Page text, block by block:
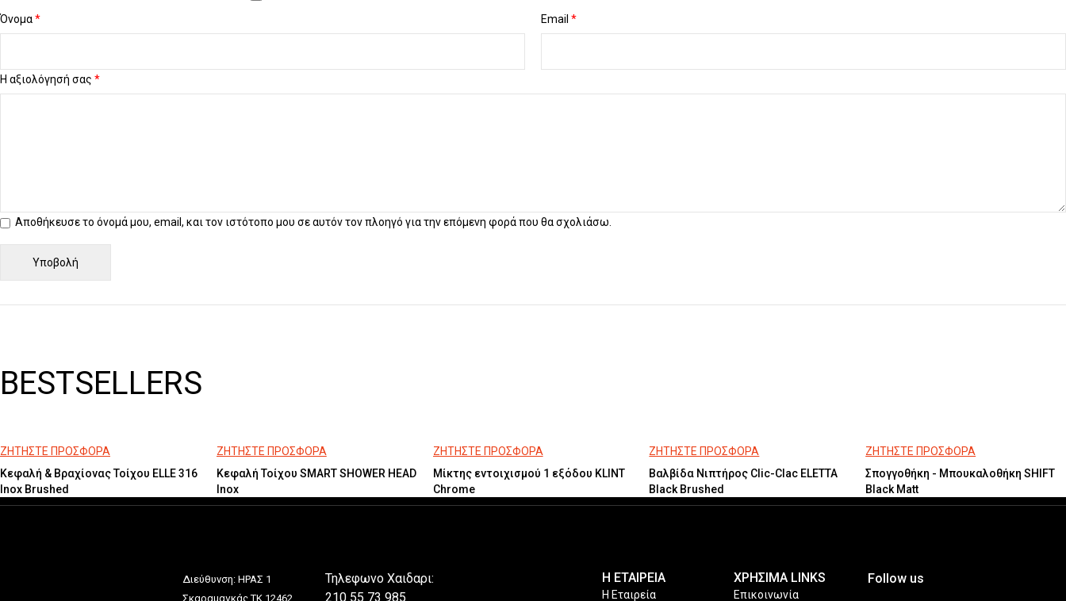
Η αξιολόγησή σας *
Όνομα* Email *
Αποθήκευσε το όνομά μου, email, και τον ιστότοπο μου σε αυτόν τον πλοηγό για την επόμενη φορά που θα σχολιάσω.
BESTSELLERS
ΖΗΤΗΣΤΕ ΠΡΟΣΦΟΡΑ
Κεφαλή & Βραχίονας Τοίχου ELLE 316
Inox Brushed
ΖΗΤΗΣΤΕ ΠΡΟΣΦΟΡΑ
Κεφαλή Τοίχου SMART SHOWER HEAD
Inox
ΖΗΤΗΣΤΕ ΠΡΟΣΦΟΡΑ
Μίκτης εντοιχισμού 1 εξόδου KLINT
Chrome
ΖΗΤΗΣΤΕ ΠΡΟΣΦΟΡΑ
Βαλβίδα Νιπτήρος Clic-Clac ELETTA
Black Brushed
ΖΗΤΗΣΤΕ ΠΡΟΣΦΟΡΑ
Σπογγοθήκη - Μπουκαλοθήκη SHIFT
Black Matt
Διεύθυνση: ΗΡΑΣ 1
Σκαραμαγκάς ΤΚ 12462
Τηλεφωνο Χαιδαρι:
210 55 73 985
Η ΕΤΑΙΡΕΙΑ
Η Εταιρεία
ΧΡΗΣΙΜΑ LINKS
Επικοινωνία
Follow us